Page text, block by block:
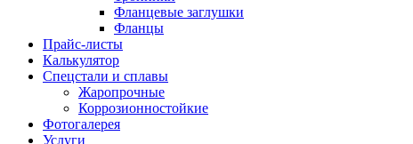
Фланцевые заглушки
Фланцы
Прайс-листы
Калькулятор
Спецстали и сплавы
Жаропрочные
Коррозионностойкие
Фотогалерея
Услуги